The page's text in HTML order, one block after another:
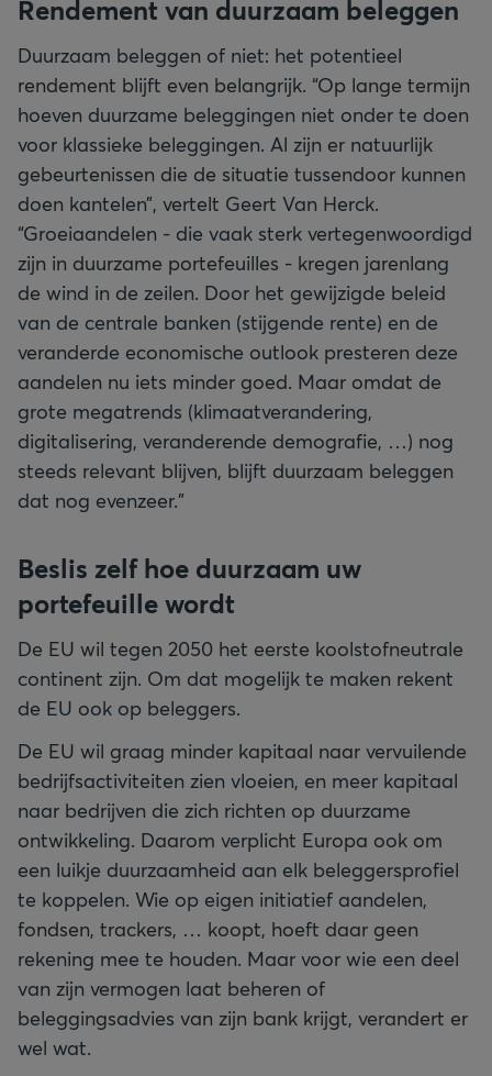
Rendement van duurzaam beleggen
Duurzaam beleggen of niet: het potentieel
rendement blijft even belangrijk. “Op lange termijn
hoeven duurzame beleggingen niet onder te doen
voor klassieke beleggingen. Al zijn er natuurlijk
gebeurtenissen die de situatie tussendoor kunnen
doen kantelen”, vertelt Geert Van Herck.
“Groeiaandelen - die vaak sterk vertegenwoordigd
zijn in duurzame portefeuilles - kregen jarenlang
de wind in de zeilen. Door het gewijzigde beleid
van de centrale banken (stijgende rente) en de
veranderde economische outlook presteren deze
aandelen nu iets minder goed. Maar omdat de
grote megatrends (klimaatverandering,
digitalisering, veranderende demografie, …) nog
steeds relevant blijven, blijft duurzaam beleggen
dat nog evenzeer.”
Beslis zelf hoe duurzaam uw
portefeuille wordt
De EU wil tegen 2050 het eerste koolstofneutrale
continent zijn. Om dat mogelijk te maken rekent
de EU ook op beleggers.
De EU wil graag minder kapitaal naar vervuilende
bedrijfsactiviteiten zien vloeien, en meer kapitaal
naar bedrijven die zich richten op duurzame
ontwikkeling. Daarom verplicht Europa ook om
een luikje duurzaamheid aan elk beleggersprofiel
te koppelen. Wie op eigen initiatief aandelen,
fondsen, trackers, … koopt, hoeft daar geen
rekening mee te houden. Maar voor wie een deel
van zijn vermogen laat beheren of
beleggingsadvies van zijn bank krijgt, verandert er
wel wat.